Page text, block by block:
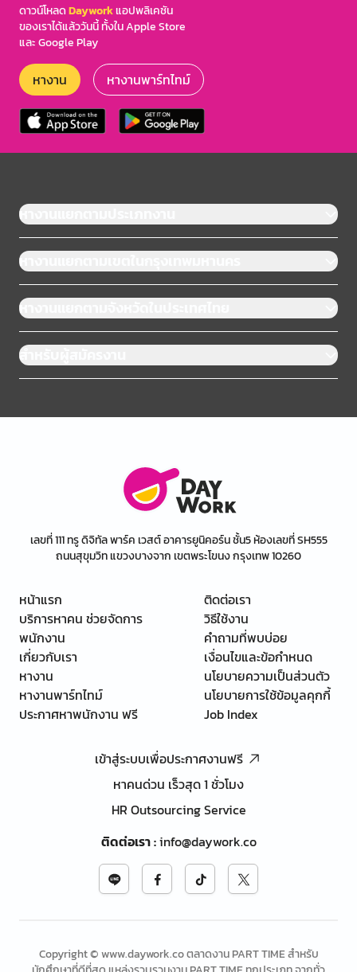
ดาวน์โหลดDayworkแอปพลิเคชัน
ของเราได้แล้ววันนี้ ทั้งใน Apple Store
และ Google Play
หางาน หางานพาร์ทไทม์
หางานแยกตามประเภทงาน
หางานแยกตามเขตในกรุงเทพมหานคร
หางานแยกตามจังหวัดในประเทศไทย
สำหรับผู้สมัครงาน
เลขที่ 111 ทรู ดิจิทัล พาร์ค เวสต์ อาคารยูนิคอร์น ชั้น5 ห้องเลขที่ SH555
ถนนสุขุมวิท แขวงบางจาก เขตพระโขนง กรุงเทพ 10260
หน้าแรก
บริการหาคน ช่วยจัดการ
พนักงาน
เกี่ยวกับเรา
หางาน
หางานพาร์ทไทม์
ประกาศหาพนักงาน ฟรี
ติดต่อเรา
วิธีใช้งาน
คำถามที่พบบ่อย
เงื่อนไขและข้อกำหนด
นโยบายความเป็นส่วนตัว
นโยบายการใช้ข้อมูลคุกกี้
Job Index
เข้าสู่ระบบเพื่อประกาศงานฟรี
หาคนด่วน เร็วสุด 1 ชั่วโมง
HR Outsourcing Service
ติดต่อเรา:info@daywork.co
Copyright © www.daywork.co ตลาดงาน PART TIME สำหรับ